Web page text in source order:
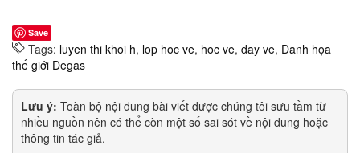
Save
Tags: luyen thi khoi h, lop hoc ve, hoc ve, day ve, Danh họa
thế giới Degas
Lưu ý: Toàn bộ nội dung bài viết được chúng tôi sưu tầm từ
nhiều nguồn nên có thể còn một số sai sót về nội dung hoặc
thông tin tác giả.